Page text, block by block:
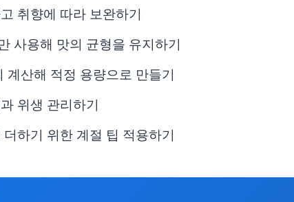
취향에 따라 보완하기
사용해 맛의 균형을 유지하기
계산해 적정 용량으로 만들기
위생 관리하기
하기 위한 계절 팁 적용하기